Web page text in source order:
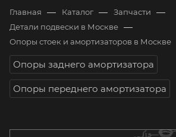
Главная — Каталог — Запчасти —
Детали подвески в Москве —
Опоры стоек и амортизаторов в Москве
Опоры заднего амортизатора
Опоры переднего амортизатора